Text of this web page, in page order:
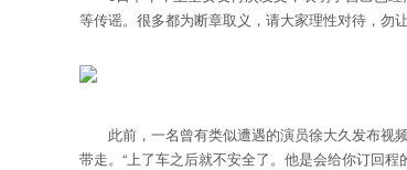
等传谣。很多都为断章取义，请大家理性对待，勿
此前，一名曾有类似遭遇的演员徐大久发布视频
带走。“上了车之后就不安全了。他是会给你订回